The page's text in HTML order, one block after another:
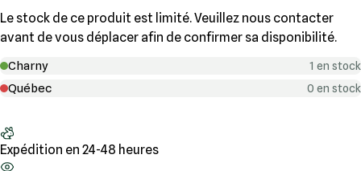
Le stock de ce produit est limité. Veuillez nous contacter
avant de vous déplacer afin de confirmer sa disponibilité.
Charny 1 en stock
Québec 0 en stock
Expédition en 24-48 heures